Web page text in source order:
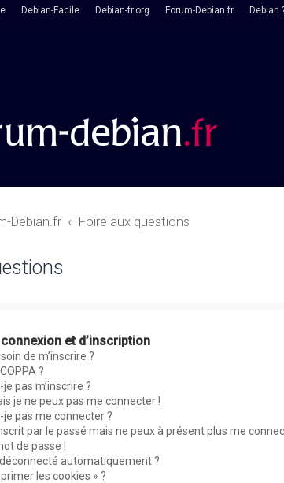
Debian-Facile Debian-fr.org Forum-Debian.fr Debian
Debian.fr Foire aux questions
et d’inscription
de m’inscrire ?
?
pas m’inscrire ?
je ne peux pas me connecter !
je pas me connecter ?
par le passé mais ne peux à présent plus me
de passe !
automatiquement ?
les cookies » ?